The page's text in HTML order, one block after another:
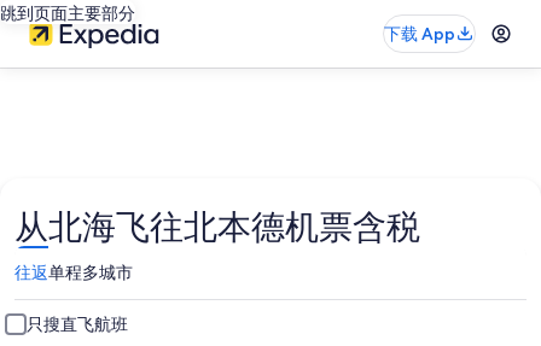
跳到页面主要部分
下载 App
从北海飞往北本德机票含税
往返单程多城市
只搜直飞航班